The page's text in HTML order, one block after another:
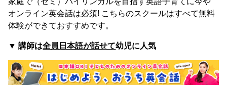
オンライン英会話は必須! こちらのスクールはすべて無料
体験ができておすすめです。
▼講師は全員日本語が話せて幼児に人気